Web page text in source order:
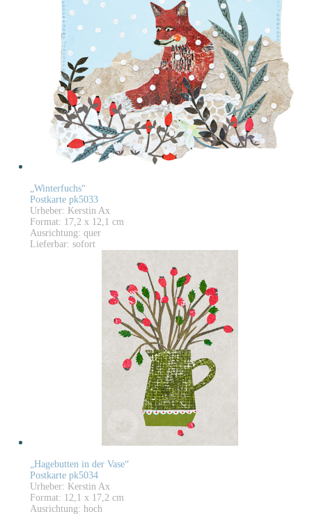
„Winterfuchs“
Postkarte pk5033
Urheber: Kerstin Ax
Format: 17,2 x 12,1 cm
Ausrichtung: quer
Lieferbar: sofort
„Hagebutten in der Vase“
Postkarte pk5034
Urheber: Kerstin Ax
Format: 12,1 x 17,2 cm
Ausrichtung: hoch